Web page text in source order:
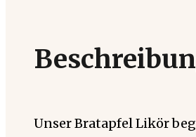
Unser Bratapfel Likör